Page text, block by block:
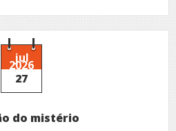
jul
2026
27
do mistério